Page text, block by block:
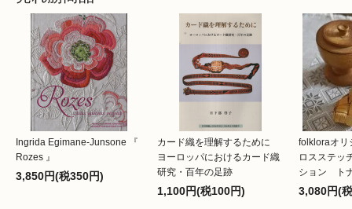
Ingrida Egimane-Junsone 『
Rozes 』
3,850円(税350円)
カード織を理解するために
ヨーロッパにおけるカード織
研究・百年の足跡
1,100円(税100円)
folkloraオ
ロスステッ
ション ト
3,080円(